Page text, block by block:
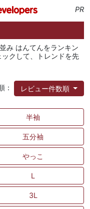
PR
み はんてんをランキン
クして、トレンドを先
： レビュー件数順
半袖
五分袖
やっこ
L
3L